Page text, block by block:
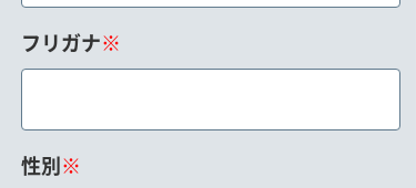
フリガナ※
性別※